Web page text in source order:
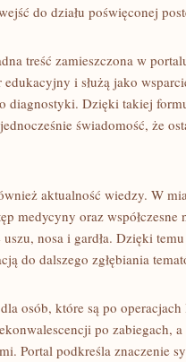
do działu poświęconej
treść zamieszczona w
i służą jako
diagnostyki. Dzięki takiej
świadomość, że
aktualność wiedzy. W
medycyny oraz
nosa i gardła. Dzięki
do dalszego zgłębiania
osób, które są po
po zabiegach,
Portal podkreśla znaczenie